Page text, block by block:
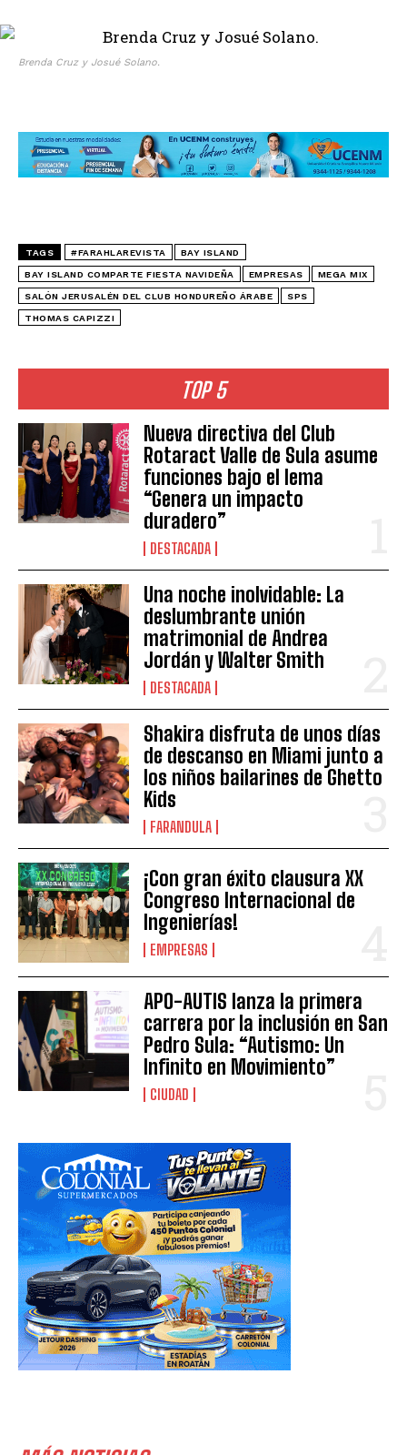
TOP 5
Nueva directiva del Club
Rotaract Valle de Sula asume
funciones bajo el lema
“Genera un impacto
duradero”
DESTACADA
Una noche inolvidable: La
deslumbrante unión
matrimonial de Andrea
Jordán y Walter Smith
DESTACADA
Shakira disfruta de unos días
de descanso en Miami junto a
los niños bailarines de Ghetto
Kids
FARANDULA
¡Con gran éxito clausura XX
Congreso Internacional de
Ingenierías!
EMPRESAS
APO-AUTIS lanza la primera
carrera por la inclusión en San
Pedro Sula: “Autismo: Un
Infinito en Movimiento”
CIUDAD
Brenda Cruz y Josué Solano.
TAGS #FARAHLAREVISTA BAY ISLAND
BAY ISLAND COMPARTE FIESTA NAVIDEÑA EMPRESAS MEGA MIX
SALÓN JERUSALÉN DEL CLUB HONDUREÑO ÁRABE SPS
THOMAS CAPIZZI